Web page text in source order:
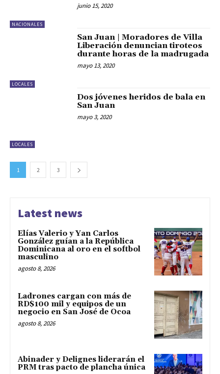
NACIONALES
junio 15, 2020
LOCALES
San Juan | Moradores de Villa
Liberación denuncian tiroteos
durante horas de la madrugada
mayo 13, 2020
LOCALES
Dos jóvenes heridos de bala en
San Juan
mayo 3, 2020
1 2 3
Latest news
Elías Valerio y Yan Carlos
González guían a la República
Dominicana al oro en el softbol
masculino
agosto 8, 2026
Ladrones cargan con más de
RD$100 mil y equipos de un
negocio en San José de Ocoa
agosto 8, 2026
Abinader y Delignes liderarán el
PRM tras pacto de plancha única